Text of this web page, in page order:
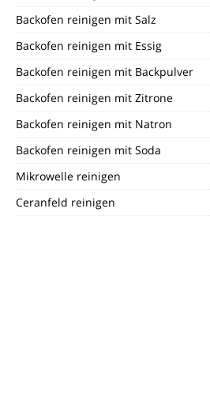
Backofen reinigen mit Salz
Backofen reinigen mit Essig
Backofen reinigen mit Backpulver
Backofen reinigen mit Zitrone
Backofen reinigen mit Natron
Backofen reinigen mit Soda
Mikrowelle reinigen
Ceranfeld reinigen